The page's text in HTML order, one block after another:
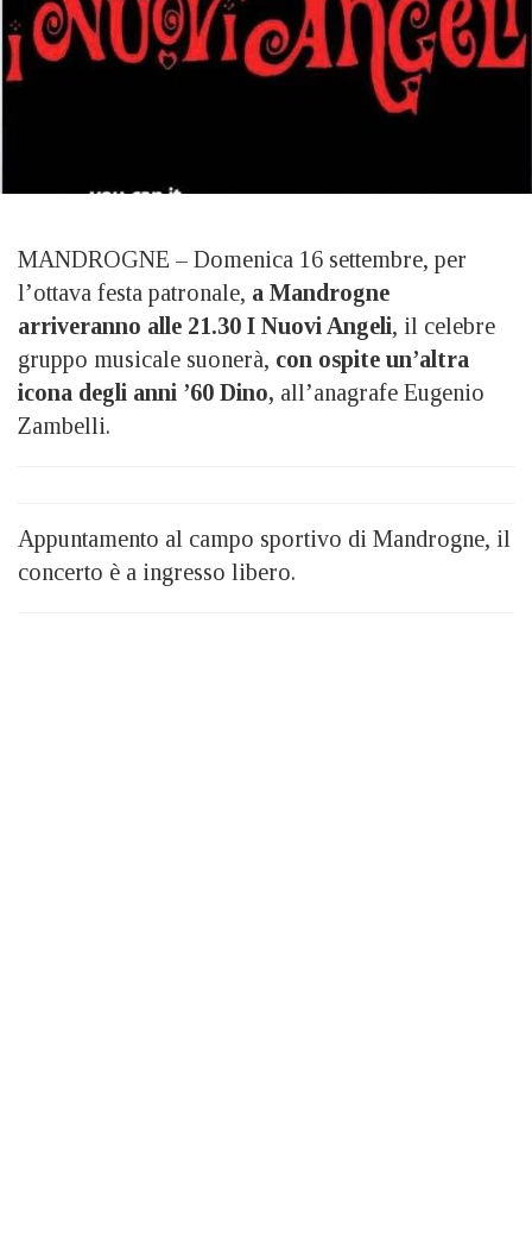
MANDROGNE – Domenica 16 settembre, per
l’ottava festa patronale, a Mandrogne
arriveranno alle 21.30 I Nuovi Angeli, il celebre
gruppo musicale suonerà, con ospite un’altra
icona degli anni ’60 Dino, all’anagrafe Eugenio
Zambelli.
Appuntamento al campo sportivo di Mandrogne, il
concerto è a ingresso libero.